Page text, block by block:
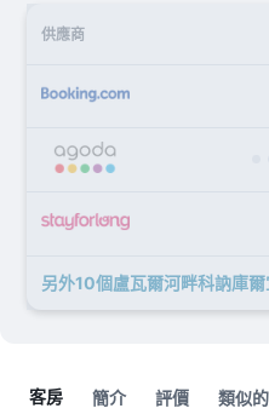
供應商
另外10個盧瓦爾河畔科訥庫
客房 簡介 評價 類似